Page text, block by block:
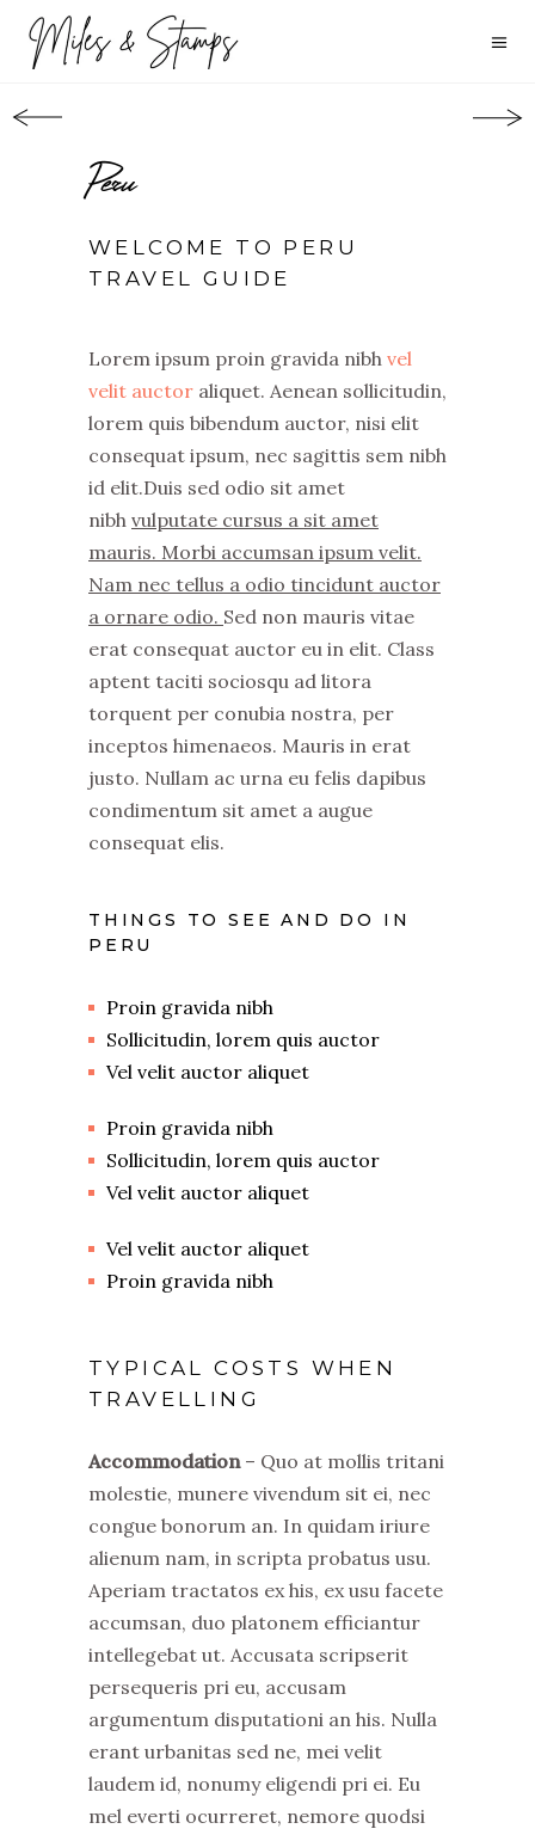
Peru
WELCOME TO PERU
TRAVEL GUIDE
Lorem ipsum proin gravida nibh vel
velit auctor aliquet. Aenean sollicitudin,
lorem quis bibendum auctor, nisi elit
consequat ipsum, nec sagittis sem nibh
id elit.Duis sed odio sit amet
nibh vulputate cursus a sit amet
mauris. Morbi accumsan ipsum velit.
Nam nec tellus a odio tincidunt auctor
a ornare odio. Sed non mauris vitae
erat consequat auctor eu in elit. Class
aptent taciti sociosqu ad litora
torquent per conubia nostra, per
inceptos himenaeos. Mauris in erat
justo. Nullam ac urna eu felis dapibus
condimentum sit amet a augue
consequat elis.
THINGS TO SEE AND DO IN
PERU
Proin gravida nibh
Sollicitudin, lorem quis auctor
Vel velit auctor aliquet
Proin gravida nibh
Sollicitudin, lorem quis auctor
Vel velit auctor aliquet
Vel velit auctor aliquet
Proin gravida nibh
TYPICAL COSTS WHEN
TRAVELLING
Accommodation– Quo at mollis tritani
molestie, munere vivendum sit ei, nec
congue bonorum an. In quidam iriure
alienum nam, in scripta probatus usu.
Aperiam tractatos ex his, ex usu facete
accumsan, duo platonem efficiantur
intellegebat ut. Accusata scripserit
persequeris pri eu, accusam
argumentum disputationi an his. Nulla
erant urbanitas sed ne, mei velit
laudem id, nonumy eligendi pri ei. Eu
mel everti ocurreret, nemore quodsi